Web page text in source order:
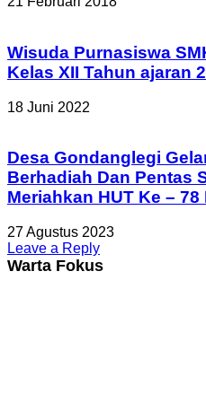
Wisuda Purnasiswa
Kelas XII Tahun ajaran
18 Juni 2022
Desa Gondanglegi
Berhadiah Dan Pentas
Meriahkan HUT Ke – 78
27 Agustus 2023
Leave a Reply
Warta Fokus